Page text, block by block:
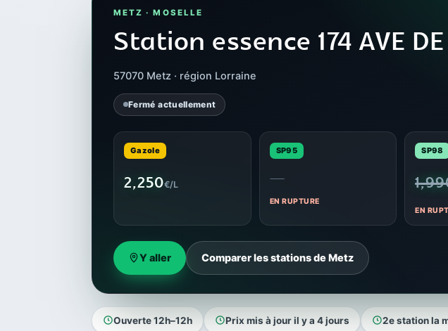
METZ · MOSELLE
Station essence 174 AVE DE
57070 Metz · région Lorraine
Fermé actuellement
Gazole
2,250€/L
SP95
—
EN RUPTURE
SP98
EN
Y aller Comparer les stations de Metz
Ouverte 12h–12h Prix mis à jour il y a 4 jours 2e station la